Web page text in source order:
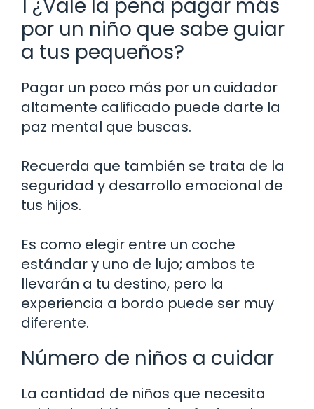
1 ¿Vale la pena pagar más
por un niño que sabe guiar
a tus pequeños?
Pagar un poco más por un cuidador
altamente calificado puede darte la
paz mental que buscas.
Recuerda que también se trata de la
seguridad y desarrollo emocional de
tus hijos.
Es como elegir entre un coche
estándar y uno de lujo; ambos te
llevarán a tu destino, pero la
experiencia a bordo puede ser muy
diferente.
Número de niños a cuidar
La cantidad de niños que necesita